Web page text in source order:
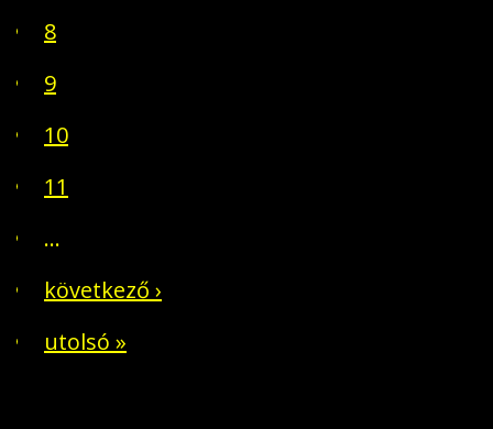
8
9
10
11
…
következő ›
utolsó »